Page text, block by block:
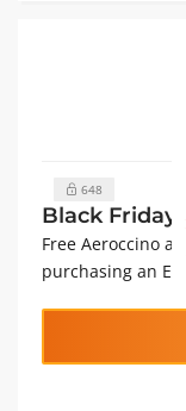
648
Black
Free Aeroccino
purchasing an